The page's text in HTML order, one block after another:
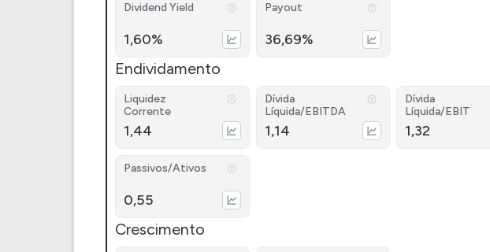
Dividend Yield
1,60%
Payout
36,69%
Endividamento
Liquidez
Corrente
1,44
Dívida
Líquida/EBITDA
1,14
Dívida
Líquida/EBIT
1,32
Passivos/Ativos
0,55
Crescimento